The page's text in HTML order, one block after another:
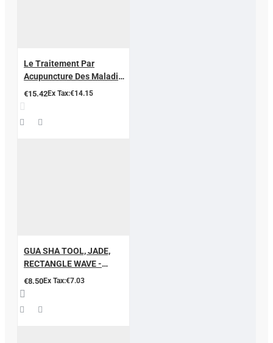
Le Traitement Par
Acupuncture Des Maladies
Courantes
€15.42Ex Tax:€14.15
GUA SHA TOOL, JADE,
RECTANGLE WAVE -
SHAPED
€8.50Ex Tax:€7.03